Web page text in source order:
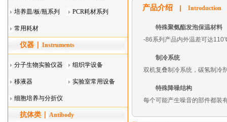
培养皿/板/瓶系列 PCR耗材系列
常用耗材
仪器 Instruments
分子生物实验仪器 组织学设备
移液器 实验室常用设备
细胞培养与分折仪
器叠
抗体类 Antibody
产品介绍 Introduction
特殊聚氨酯发泡保温材料
-86系列产品内外温差可达
制冷系统
双机复叠制冷系统，碳氢制冷
特殊降噪结构
每个可能产生噪音的部件都装